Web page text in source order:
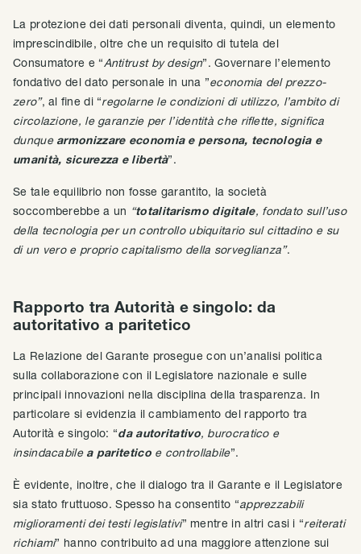
La protezione dei dati personali diventa, quindi, un elemento
imprescindibile, oltre che un requisito di tutela del
Consumatore e “Antitrust by design”. Governare l’elemento
fondativo del dato personale in una ”economia del prezzo-
zero”, al fine di “regolarne le condizioni di utilizzo, l’ambito di
circolazione, le garanzie per l’identità che riflette, significa
dunque armonizzare economia e persona, tecnologia e
umanità, sicurezza e libertà”.
Se tale equilibrio non fosse garantito, la società
soccomberebbe a un “totalitarismo digitale, fondato sull’uso
della tecnologia per un controllo ubiquitario sul cittadino e su
di un vero e proprio capitalismo della sorveglianza”.
Rapporto tra Autorità e singolo: da
autoritativo a paritetico
La Relazione del Garante prosegue con un’analisi politica
sulla collaborazione con il Legislatore nazionale e sulle
principali innovazioni nella disciplina della trasparenza. In
particolare si evidenzia il cambiamento del rapporto tra
Autorità e singolo: “da autoritativo, burocratico e
insindacabile a paritetico e controllabile”.
È evidente, inoltre, che il dialogo tra il Garante e il Legislatore
sia stato fruttuoso. Spesso ha consentito “apprezzabili
miglioramenti dei testi legislativi” mentre in altri casi i “reiterati
richiami” hanno contribuito ad una maggiore attenzione sui